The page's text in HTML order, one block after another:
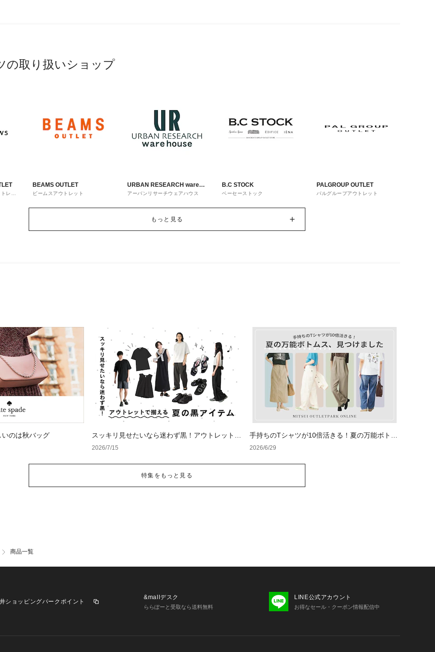
の取り扱いショップ
レッ
BEAMS OUTLET
ビームスアウトレット
URBAN RESEARCH ware
house
アーバンリサーチウェアハウス
B.C STOCK
ベーセーストック
PALGROUP OUTLET
パルグループアウトレット
もっと見る
のは秋バッグ
スッキリ見せたいなら迷わず黒！アウトレットで
揃える夏の黒アイテム
2026/7/15
手持ちのTシャツが10倍活きる！夏の万能ボトム
ス、見つけました
2026/6/29
特集をもっと見る
商品一覧
ショッピングパークポイント
&mallデスク
ららぽーと受取なら送料無料
LINE公式アカウント
お得なセール・クーポン情報配信中